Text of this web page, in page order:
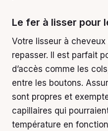
Le fer à lisser pour
Votre lisseur à
repasser. Il est parfait
d’accès comme les
entre les boutons.
sont propres et
capillaires qui
température en